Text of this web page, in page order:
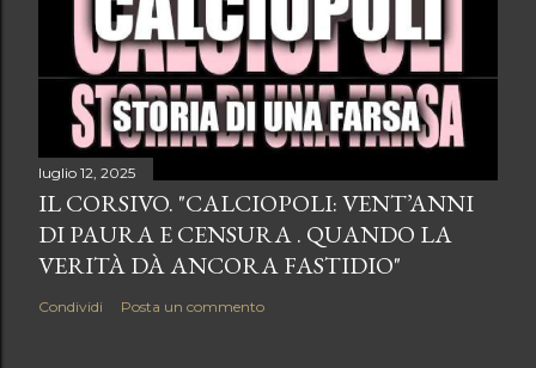
luglio 12, 2025
IL CORSIVO. "CALCIOPOLI: VENT’ANNI
DI PAURA E CENSURA . QUANDO LA
VERITÀ DÀ ANCORA FASTIDIO"
Condividi Posta un commento